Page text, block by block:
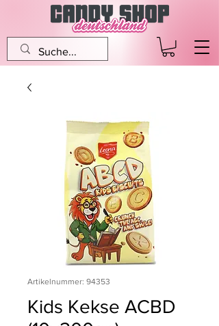
Artikelnummer: 94353
Kids Kekse ACBD